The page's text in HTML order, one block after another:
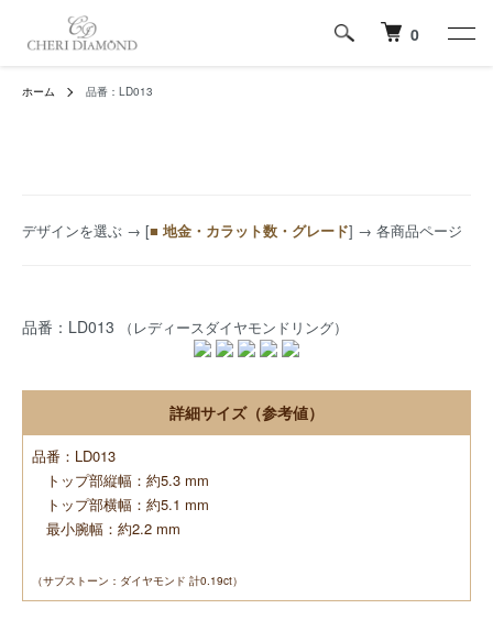
0
ホーム 品番：LD013
デザインを選ぶ → [■ 地金・カラット数・グレード] → 各商品ページ
品番：LD013 （レディースダイヤモンドリング）
詳細サイズ（参考値）
品番：LD013
トップ部縦幅：約5.3 mm
トップ部横幅：約5.1 mm
最小腕幅：約2.2 mm
（サブストーン：ダイヤモンド 計0.19ct）